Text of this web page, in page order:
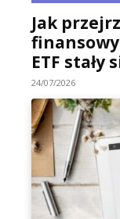
Jak
ETF
24/07/2026